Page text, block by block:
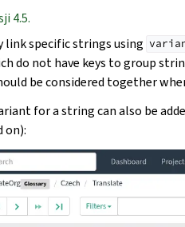
4.5.
link specific strings using
do not have keys to group
be considered together
for a string can also be
on):